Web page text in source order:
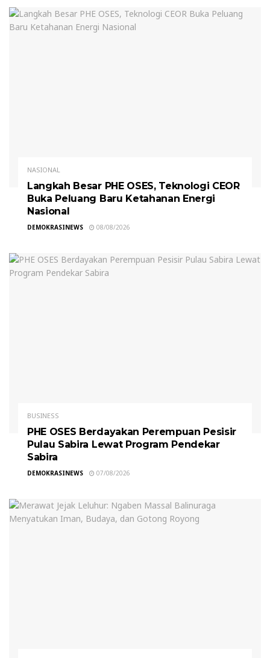
NASIONAL
Langkah Besar PHE OSES, Teknologi CEOR
Buka Peluang Baru Ketahanan Energi
Nasional
DEMOKRASINEWS 08/08/2026
BUSINESS
PHE OSES Berdayakan Perempuan Pesisir
Pulau Sabira Lewat Program Pendekar
Sabira
DEMOKRASINEWS 07/08/2026